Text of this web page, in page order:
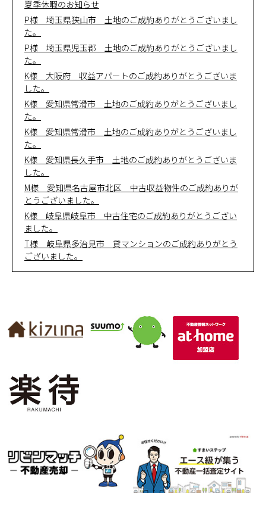
夏季休暇のお知らせ
P様 埼玉県狭山市 土地のご成約ありがとうございまし
た。
P様 埼玉県児玉郡 土地のご成約ありがとうございまし
た。
K様 大阪府 収益アパートのご成約ありがとうございま
した。
K様 愛知県常滑市 土地のご成約ありがとうございまし
た。
K様 愛知県常滑市 土地のご成約ありがとうございまし
た。
K様 愛知県長久手市 土地のご成約ありがとうございま
した。
M様 愛知県名古屋市北区 中古収益物件のご成約ありが
とうございました。
K様 岐阜県岐阜市 中古住宅のご成約ありがとうござい
ました。
T様 岐阜県多治見市 貸マンションのご成約ありがとう
ございました。